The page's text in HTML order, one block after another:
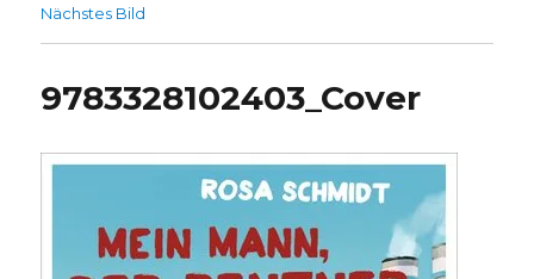
Nächstes Bild
9783328102403_Cover